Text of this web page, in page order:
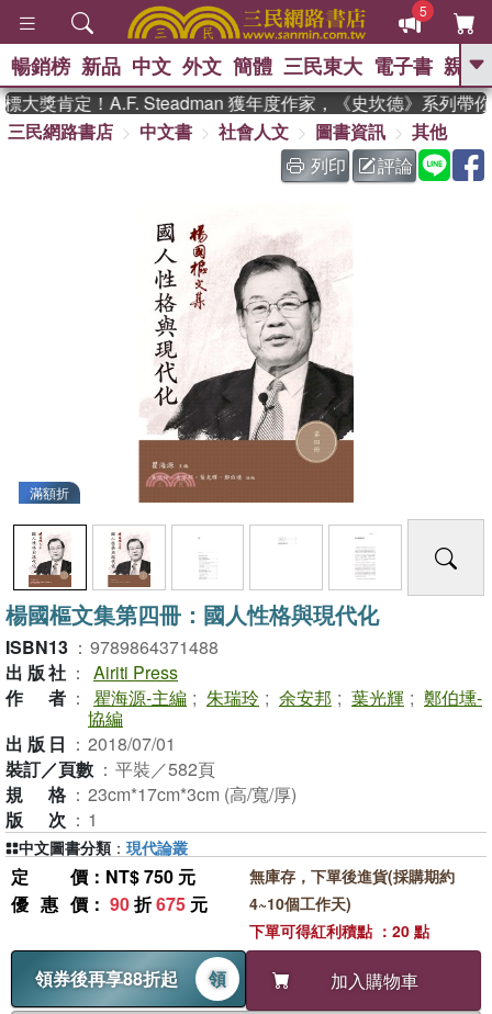
5
GO
熱搜： 東野圭吾 、 高希均教授回憶錄
The Odyssey 、 父親節 、 如果歷
史是一群喵 、 暑期推薦 、 國際布克
偉大的迷走神經
暢銷榜 新品 中文 外文 簡體 三民東大 電子書 親子
獎肯定！A.F. Steadman 獲年度作家，《史坎德》系列帶你
三民網路書店
中文書 社會人文 圖書資訊
其他
列印
評論
滿額折
楊國樞文集第四冊：國人性格與現代化
ISBN13 ： 9789864371488
出版社 ： Airiti Press
作者 ： 瞿海源-主編 ; 朱瑞玲 ; 余安邦 ; 葉光輝 ; 鄭伯壎-
協編
出版日 ： 2018/07/01
裝訂／頁數 ： 平裝／582頁
規格 ： 23cm*17cm*3cm (高/寬/厚)
版次 ： 1
定價 ：NT$ 750 元
優惠價 ： 90折675 元
領券後再享88折起 領 加入購物車
無庫存，下單後進貨(採購期約
4~10個工作天)
下單可得紅利積點 ：20 點
中文圖書分類 ： 現代論叢